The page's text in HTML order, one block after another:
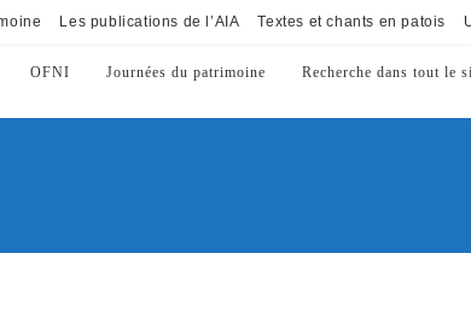
Les publications de l’AIA Textes et chants en patois
OFNI Journées du patrimoine Recherche dans tout le